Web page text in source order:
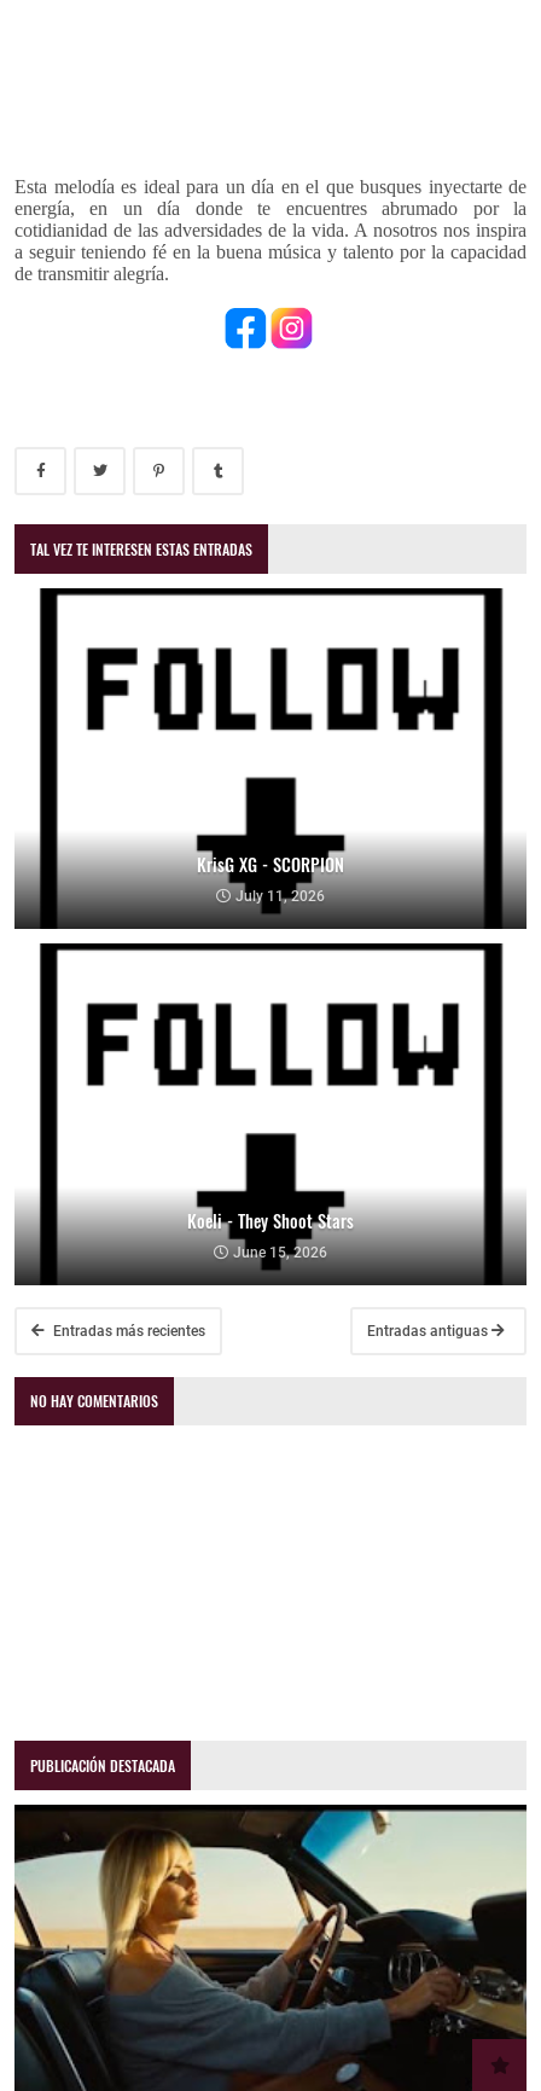
Esta melodía es ideal para un día en el que busques inyectarte de
energía, en un día donde te encuentres abrumado por la
cotidianidad de las adversidades de la vida. A nosotros nos inspira
a seguir teniendo fé en la buena música y talento por la capacidad
de transmitir alegría.
TAL VEZ TE INTERESEN ESTAS ENTRADAS
KrisG XG - SCORPION
July 11, 2026
Koeli - They Shoot Stars
June 15, 2026
Entradas más recientes Entradas antiguas
NO HAY COMENTARIOS
PUBLICACIÓN DESTACADA